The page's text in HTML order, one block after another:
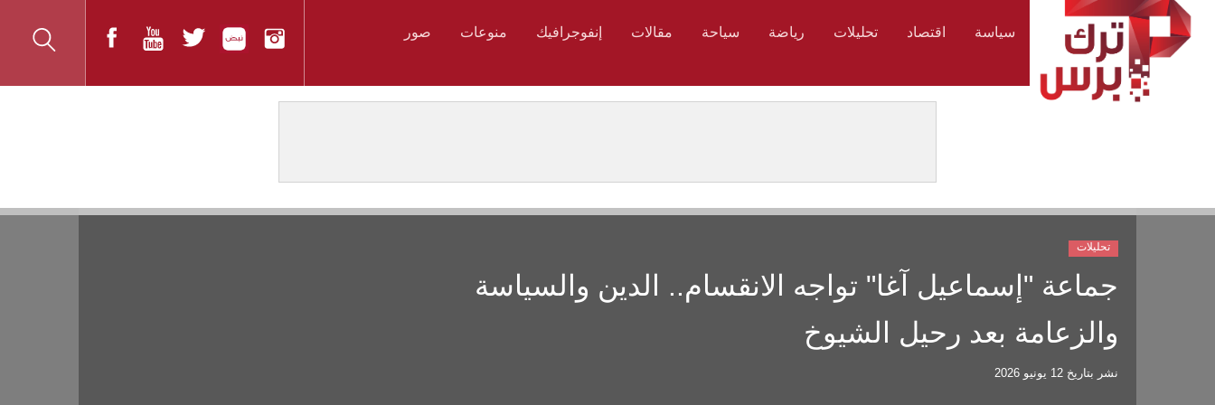
سياسة اقتصاد تحليلات رياضة سياحة مقالات إنفوجرافيك منوعات صور
جماعة "إسماعيل آغا" تواجه الانقسام.. الدين والسياسة
والزعامة بعد رحيل الشيوخ
نشر بتاريخ 12 يونيو 2026
تحليلات